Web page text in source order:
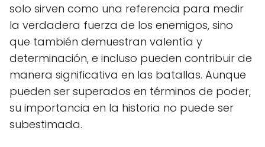
solo sirven como una referencia para medir
la verdadera fuerza de los enemigos, sino
que también demuestran valentía y
determinación, e incluso pueden contribuir de
manera significativa en las batallas. Aunque
pueden ser superados en términos de poder,
su importancia en la historia no puede ser
subestimada.